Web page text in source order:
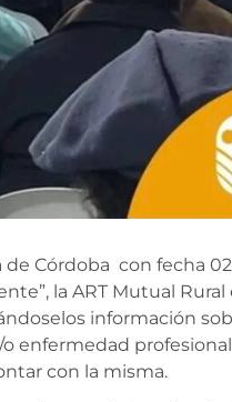
de Córdoba con fecha
la ART Mutual
información
enfermedad
con la misma.